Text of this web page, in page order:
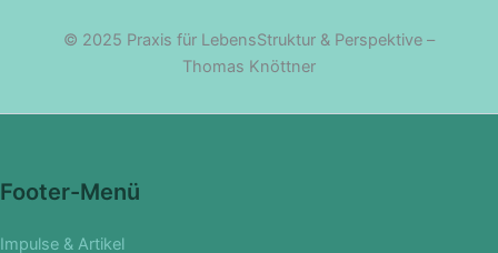
© 2025 Praxis für LebensStruktur & Perspektive –
Thomas Knöttner
Footer-Menü
Impulse & Artikel